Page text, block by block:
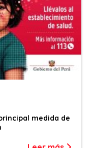
medida de